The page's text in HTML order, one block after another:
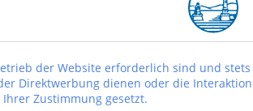
der Website erforderlich sind und
Direktwerbung dienen oder die
Zustimmung gesetzt.